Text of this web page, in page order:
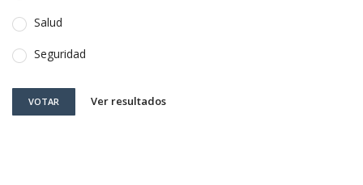
Salud
Seguridad
VOTAR Ver resultados